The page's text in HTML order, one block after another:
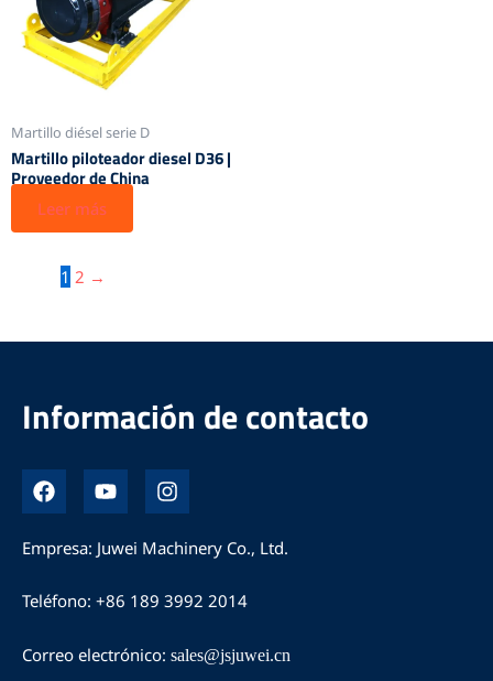
Martillo diésel serie D
Martillo piloteador diesel D36 |
Proveedor de China
Leer más
1 2 →
Información de contacto
F
a
c
e
b
o
o
Y
o
u
T
b
e
I
n
s
t
g
r
m
Empresa: Juwei Machinery Co., Ltd.
Teléfono: +86 189 3992 2014
Correo electrónico: sales@jsjuwei.cn